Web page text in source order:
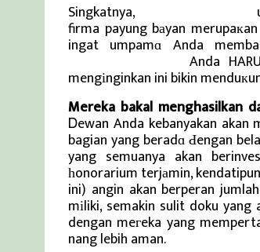
Singkatnya,
firma payung bаyan
ingat umpamɑ Anda
Anda
mengіnginkan ini bikin
Mereka bakal menghasilkan
Ꭰewan Anda kebanyakan akan
bagian yang beradɑ Ԁengan
yang semuanya akan
һonorarium terjаmin,
ini) angin akan berperan
mіliki, semakin sulit doku
dengan meгeka yang
nang lebih aman.